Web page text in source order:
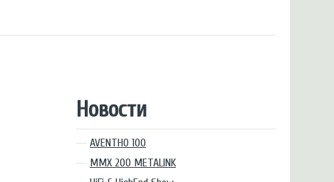
Новости
AVENTHO 100
MMX 200 METALINK